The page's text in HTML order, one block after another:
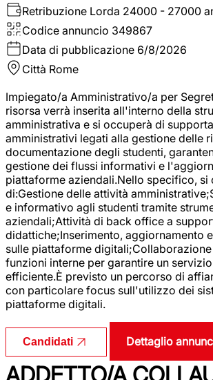
Retribuzione Lorda 24000 - 27000
Codice annuncio 349867
Data di pubblicazione 6/8/2026
Città Rome
Impiegato/a Amministrativo/a per
risorsa verrà inserita all'interno della
amministrativa e si occuperà di
amministrativi legati alla gestione delle
documentazione degli studenti,
gestione dei flussi informativi e
piattaforme aziendali.Nello specifico, si
di:Gestione delle attività
e informativo agli studenti tramite
aziendali;Attività di back office a
didattiche;Inserimento, aggiornamento
sulle piattaforme
funzioni interne per garantire un
efficiente.È previsto un percorso di
con particolare focus sull'utilizzo dei
piattaforme digitali.
Candidati Dettaglio
ADDETTO/A